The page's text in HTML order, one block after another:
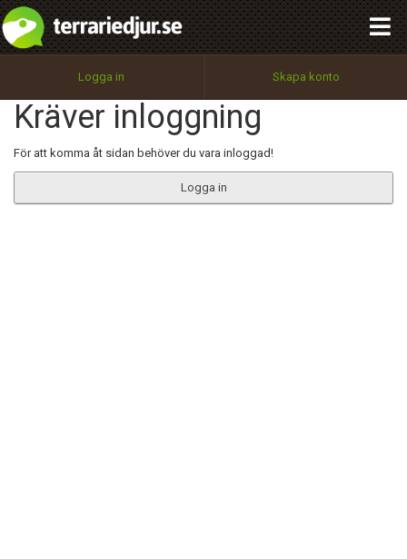
Logga in Skapa konto
Kräver inloggning
För att komma åt sidan behöver du vara inloggad!
Logga in
Utför
100%
OK
integritetspolicy
Namn:
Epost:
Begär nytt lösenord
Tillbaka till förstasidan